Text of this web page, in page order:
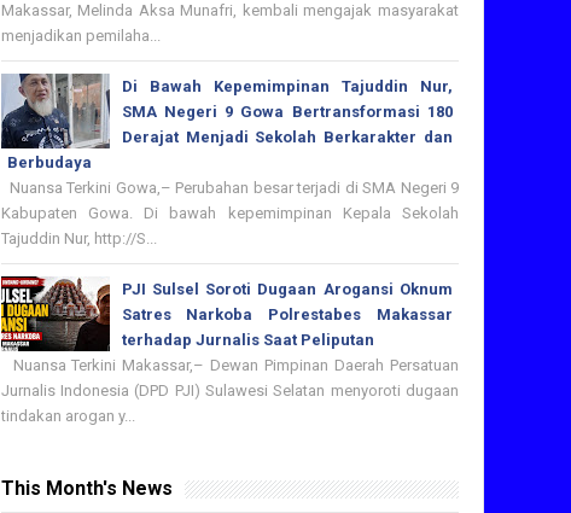
Makassar, Melinda Aksa Munafri, kembali mengajak masyarakat
menjadikan pemilaha...
Di Bawah Kepemimpinan Tajuddin Nur,
SMA Negeri 9 Gowa Bertransformasi 180
Derajat Menjadi Sekolah Berkarakter dan
Berbudaya
Nuansa Terkini Gowa,– Perubahan besar terjadi di SMA Negeri 9
Kabupaten Gowa. Di bawah kepemimpinan Kepala Sekolah
Tajuddin Nur, http://S...
PJI Sulsel Soroti Dugaan Arogansi Oknum
Satres Narkoba Polrestabes Makassar
terhadap Jurnalis Saat Peliputan
Nuansa Terkini Makassar,– Dewan Pimpinan Daerah Persatuan
Jurnalis Indonesia (DPD PJI) Sulawesi Selatan menyoroti dugaan
tindakan arogan y...
This Month's News